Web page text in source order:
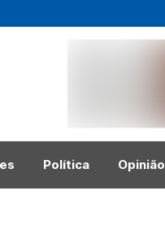
Política Opinião